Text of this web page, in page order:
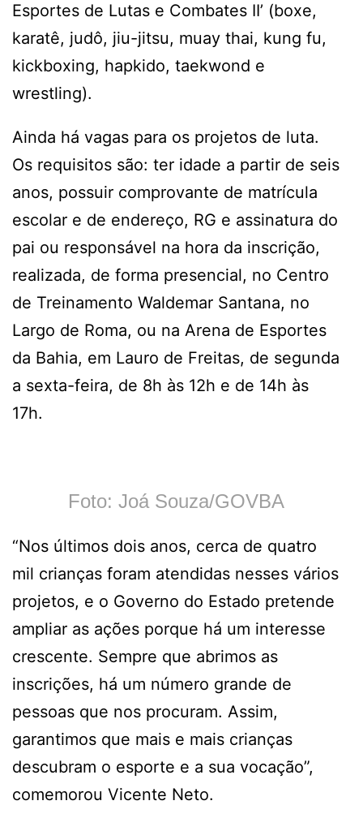
Esportes de Lutas e Combates II’ (boxe,
karatê, judô, jiu-jitsu, muay thai, kung fu,
kickboxing, hapkido, taekwond e
wrestling).
Ainda há vagas para os projetos de luta.
Os requisitos são: ter idade a partir de seis
anos, possuir comprovante de matrícula
escolar e de endereço, RG e assinatura do
pai ou responsável na hora da inscrição,
realizada, de forma presencial, no Centro
de Treinamento Waldemar Santana, no
Largo de Roma, ou na Arena de Esportes
da Bahia, em Lauro de Freitas, de segunda
a sexta-feira, de 8h às 12h e de 14h às
17h.
Foto: Joá Souza/GOVBA
“Nos últimos dois anos, cerca de quatro
mil crianças foram atendidas nesses vários
projetos, e o Governo do Estado pretende
ampliar as ações porque há um interesse
crescente. Sempre que abrimos as
inscrições, há um número grande de
pessoas que nos procuram. Assim,
garantimos que mais e mais crianças
descubram o esporte e a sua vocação”,
comemorou Vicente Neto.